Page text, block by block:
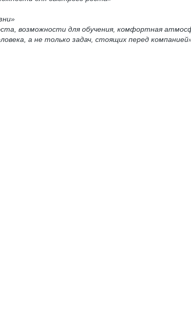
возможности для обучения, комфортная
а не только задач, стоящих перед